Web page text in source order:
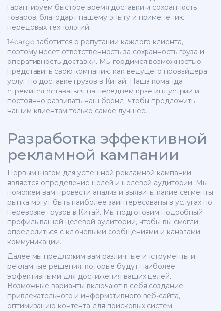
гарантируем быстрое время доставки и сохранность
товаров, благодаря нашему опыту и применению
передовых технологий.
14cargo заботится о репутации каждого клиента,
поэтому несет ответственность за сохранность груза и
оперативность доставки. Мы гордимся возможностью
представить свою компанию как ведущего провайдера
услуг по доставке грузов в Китай. Наша команда
стремится оставаться на переднем крае индустрии и
постоянно развивать наш бренд, чтобы предложить
нашим клиентам только самое лучшее.
Разработка эффективной
рекламной кампании
Первым шагом для успешной рекламной кампании
является определение целей и целевой аудитории. Мы
поможем вам провести анализ и выявить, какие сегменты
рынка могут быть наиболее заинтересованы в услугах по
перевозке грузов в Китай. Мы подготовим подробный
профиль вашей целевой аудитории, чтобы вы смогли
определиться с ключевыми сообщениями и каналами
коммуникации.
Далее мы предложим вам различные инструменты и
рекламные решения, которые будут наиболее
эффективными для достижения ваших целей.
Возможные варианты включают в себя создание
привлекательного и информативного веб-сайта,
оптимизацию контента для поисковых систем,